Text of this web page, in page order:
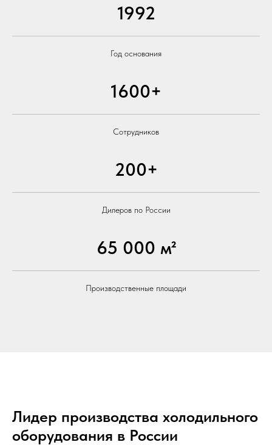
1992
Год основания
1600+
Сотрудников
200+
Дилеров по России
65 000 м²
Производственные площади
Лидер производства холодильного
оборудования в России